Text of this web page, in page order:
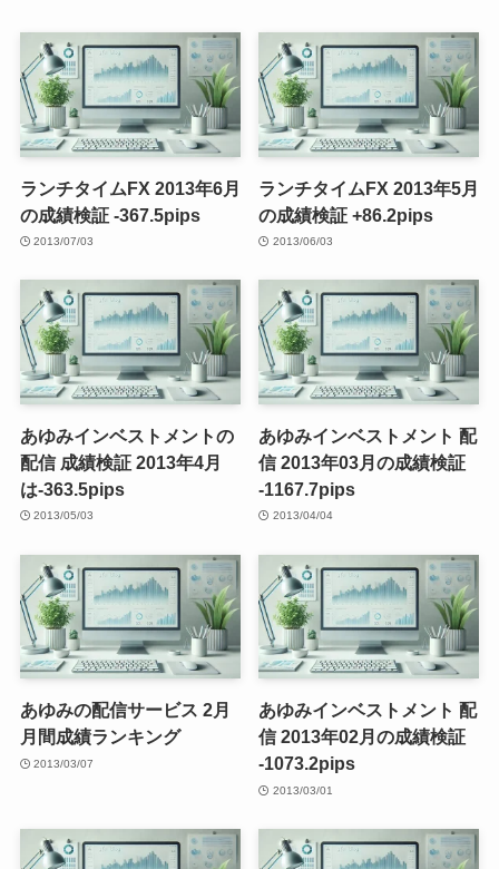
ランチタイムFX 2013年6月
の成績検証 -367.5pips
2013/07/03
ランチタイムFX 2013年5月
の成績検証 +86.2pips
2013/06/03
あゆみインベストメントの
配信 成績検証 2013年4月
は-363.5pips
2013/05/03
あゆみインベストメント 配
信 2013年03月の成績検証
-1167.7pips
2013/04/04
あゆみの配信サービス 2月
月間成績ランキング
2013/03/07
あゆみインベストメント 配
信 2013年02月の成績検証
-1073.2pips
2013/03/01